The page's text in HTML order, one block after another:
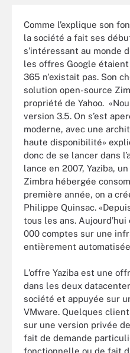
Comme l’explique son
la société a fait ses
s'intéressant au monde
les offres Google
365 n'existait pas. Son
solution open-source
propriété de Yahoo.
version 3.5. On s’est
moderne, avec une
haute disponibilité»
donc de se lancer dans
lance en 2007, Yaziba,
Zimbra hébergée
première année, on a
Philippe Quinsac.
tous les ans.
000 comptes sur une
entièrement
L’offre Yaziba est une
dans les deux
société et appuyée sur
VMware. Quelques
sur une version privée
fait de demande
fonctionnelle ou de fait